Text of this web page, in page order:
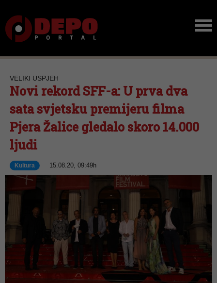
VELIKI USPJEH
Novi rekord SFF-a: U prva dva
sata svjetsku premijeru filma
Pjera Žalice gledalo skoro 14.000
ljudi
Kultura 15.08.20, 09:49h